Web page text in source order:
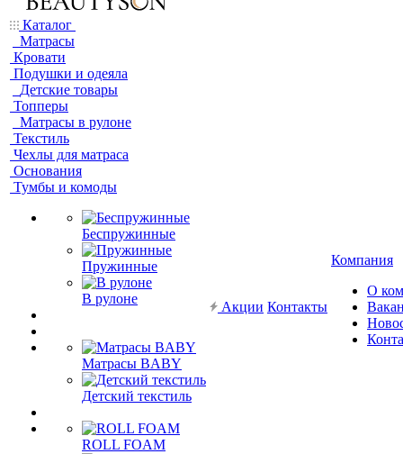
Каталог
Матрасы
Кровати
Подушки и одеяла
Детские товары
Топперы
Матрасы в рулоне
Текстиль
Чехлы для матраса
Основания
Тумбы и комоды
Беспружинные
Пружинные
В рулоне
Матрасы BABY
Детский текстиль
ROLL FOAM
Акции Контакты
Компания
О